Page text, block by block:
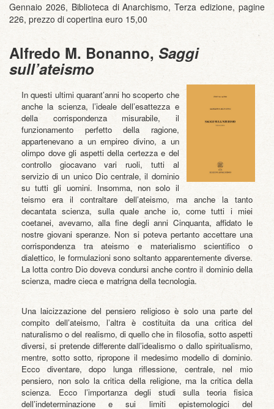
Gennaio 2026, Biblioteca di Anarchismo, Terza edizione, pagine
226, prezzo di copertina euro 15,00
Alfredo M. Bonanno, Saggi
sull’ateismo
In questi ultimi quarant’anni ho scoperto che
anche la scienza, l’ideale dell’esattezza e
della corrispondenza misurabile, il
funzionamento perfetto della ragione,
appartenevano a un empireo divino, a un
olimpo dove gli aspetti della certezza e del
controllo giocavano vari ruoli, tutti al
servizio di un unico Dio centrale, il dominio
su tutti gli uomini. Insomma, non solo il
teismo era il contraltare dell’ateismo, ma anche la tanto
decantata scienza, sulla quale anche io, come tutti i miei
coetanei, avevamo, alla fine degli anni Cinquanta, affidato le
nostre giovani speranze. Non si poteva pertanto accettare una
corrispondenza tra ateismo e materialismo scientifico o
dialettico, le formulazioni sono soltanto apparentemente diverse.
La lotta contro Dio doveva condursi anche contro il dominio della
scienza, madre cieca e matrigna della tecnologia.
Una laicizzazione del pensiero religioso è solo una parte del
compito dell’ateismo, l’altra è costituita da una critica del
naturalismo o del realismo, di quello che in filosofia, sotto aspetti
diversi, si pretende differente dall’idealismo o dallo spiritualismo,
mentre, sotto sotto, ripropone il medesimo modello di dominio.
Ecco diventare, dopo lunga riflessione, centrale, nel mio
pensiero, non solo la critica della religione, ma la critica della
scienza. Ecco l’importanza degli studi sulla teoria fisica
dell’indeterminazione e sui limiti epistemologici del